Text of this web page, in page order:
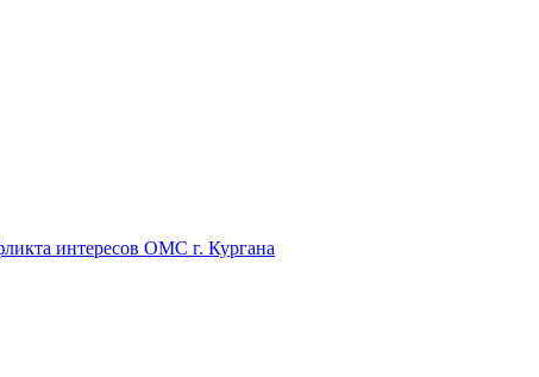
интересов ОМС г. Кургана